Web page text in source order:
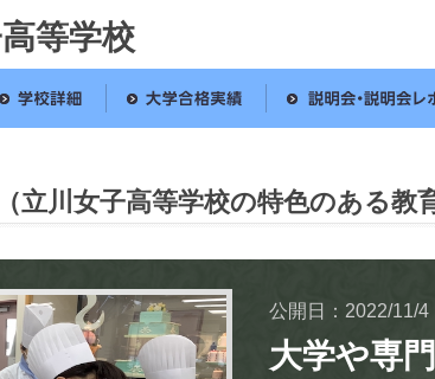
等学校
（立川女子高等学校の特色のある教
公開日：2022/11/4
大学や専